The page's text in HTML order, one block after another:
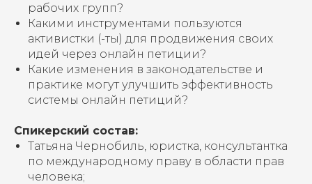
рабочих групп?
Какими инструментами пользуются
активистки (-ты) для продвижения своих
идей через онлайн петиции?
Какие изменения в законодательстве и
практике могут улучшить эффективность
системы онлайн петиций?
Спикерский состав:
Татьяна Чернобиль, юристка, консультантка
по международному праву в области прав
человека;